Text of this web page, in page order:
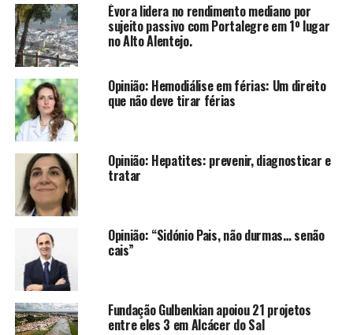
Évora lidera no rendimento mediano por
sujeito passivo com Portalegre em 1º lugar
no Alto Alentejo.
Opinião: Hemodiálise em férias: Um direito
que não deve tirar férias
Opinião: Hepatites: prevenir, diagnosticar e
tratar
Opinião: “Sidónio Pais, não durmas… senão
cais”
Fundação Gulbenkian apoiou 21 projetos
entre eles 3 em Alcácer do Sal